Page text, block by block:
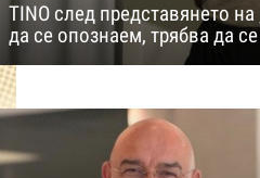
TINO след представянето
да се опознаем, трябва да